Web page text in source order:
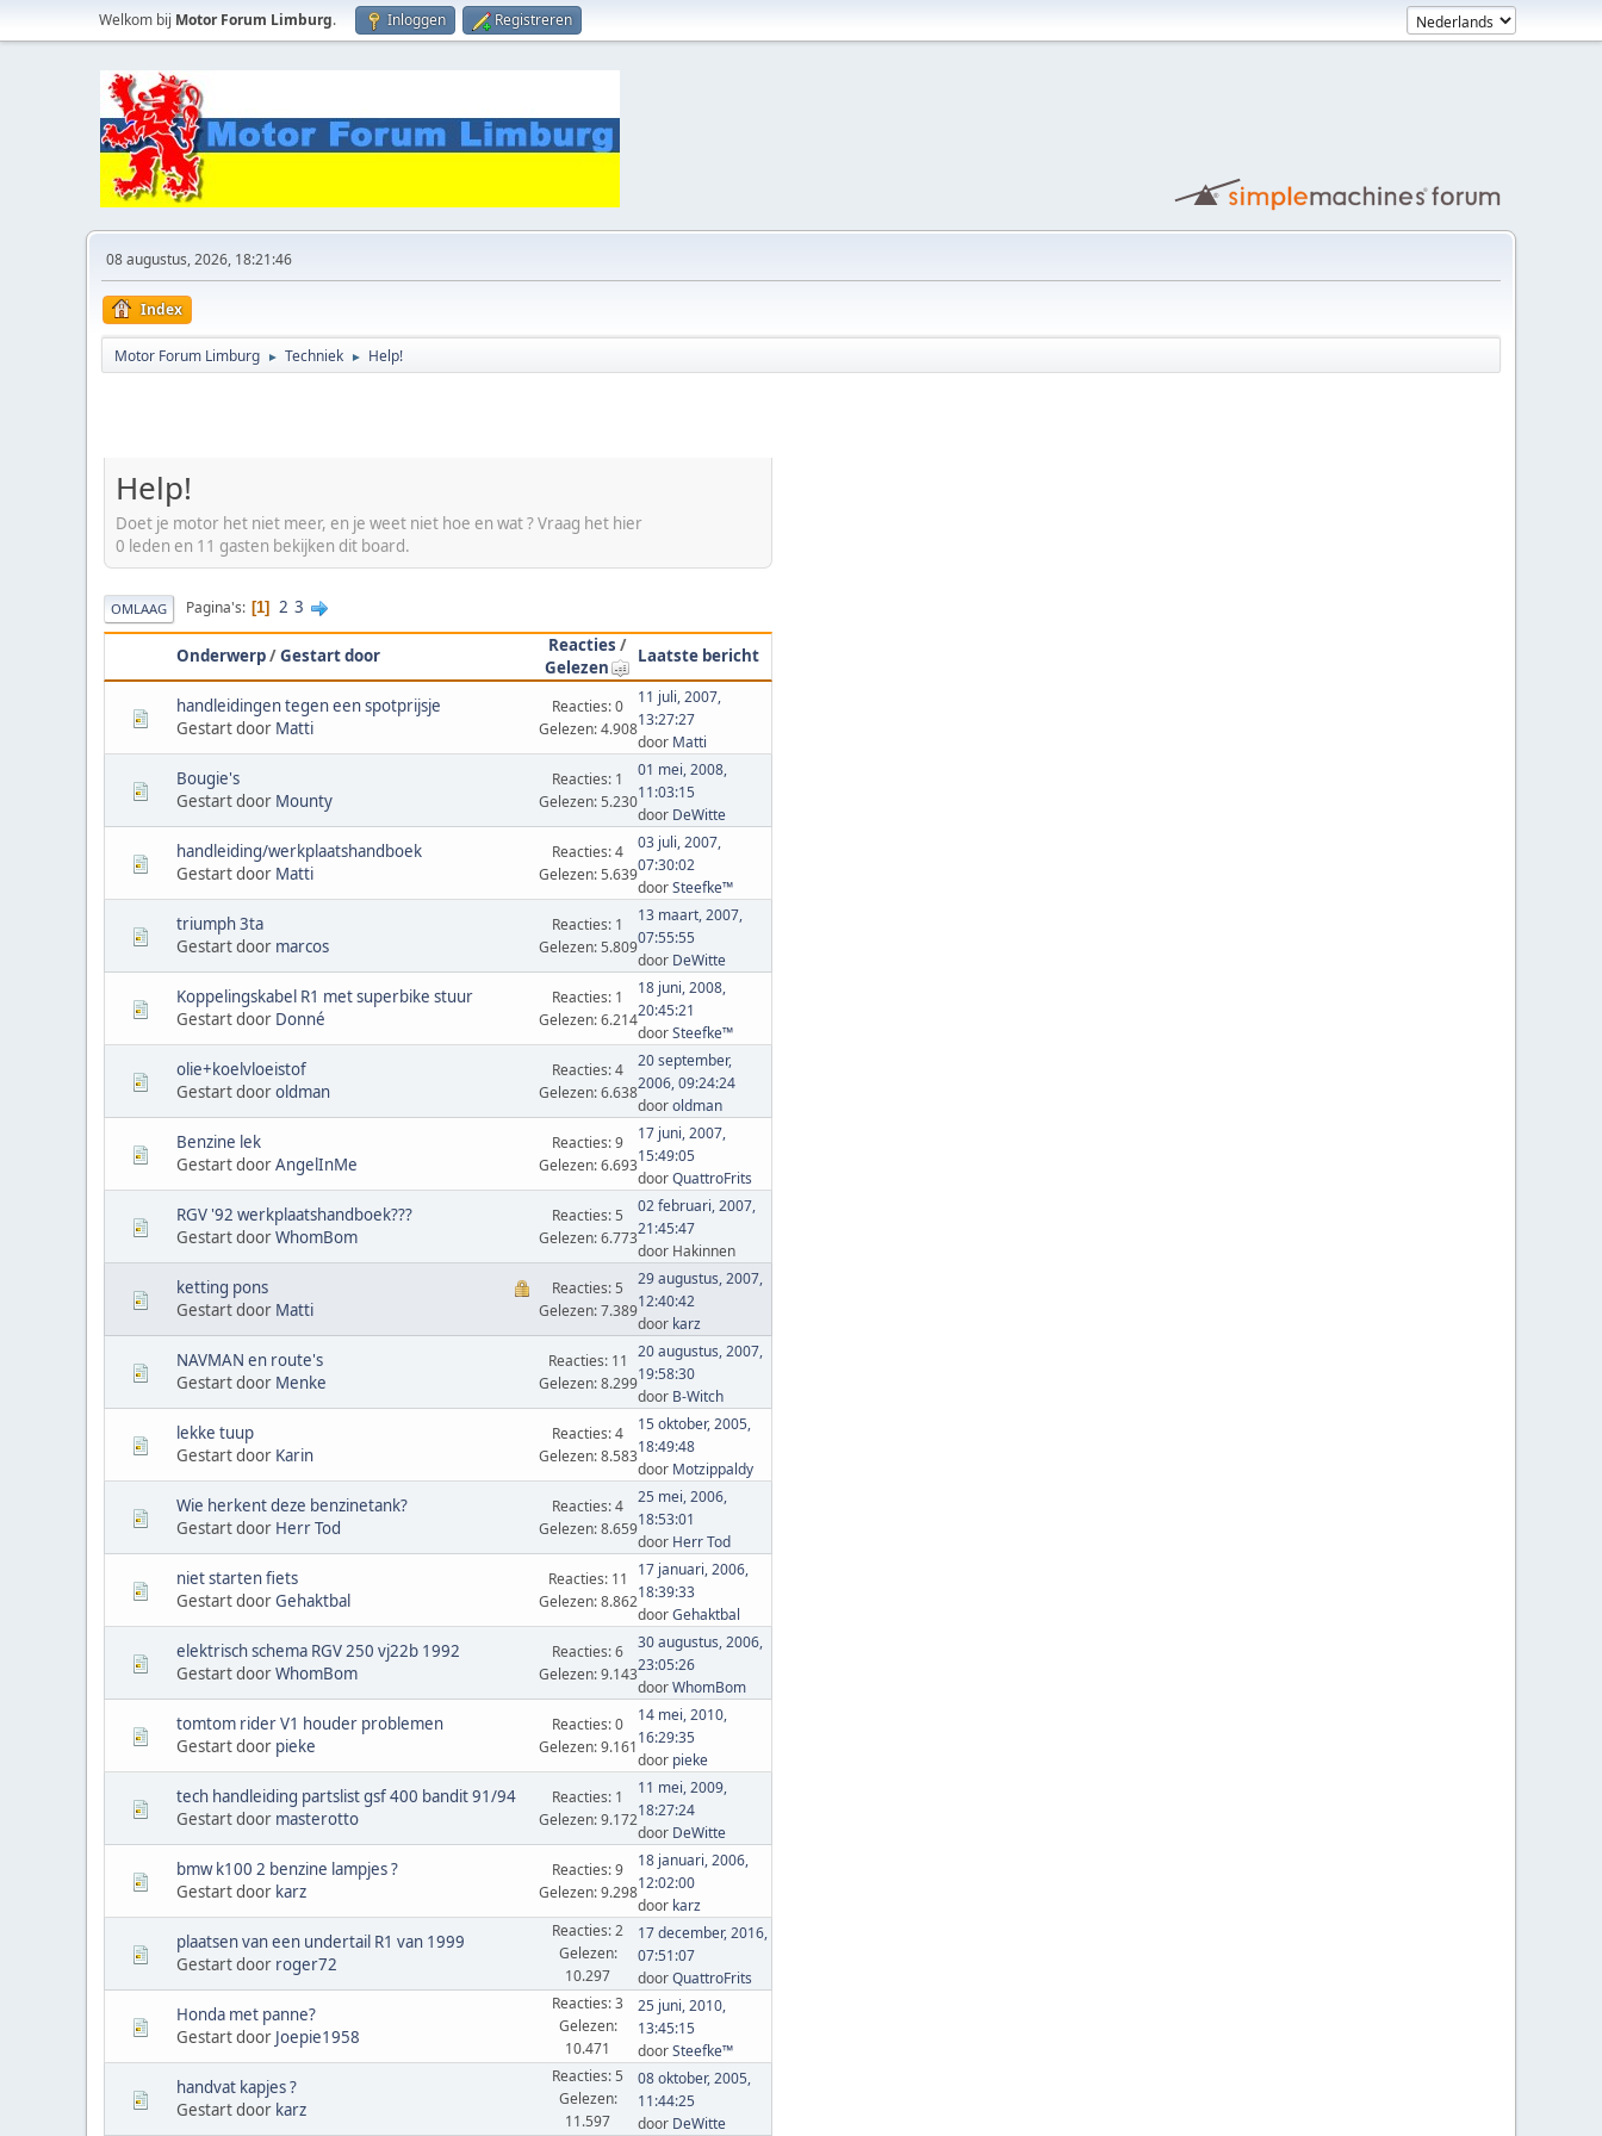
Welkom bij Motor Forum Limburg. Inloggen Registreren
08 augustus, 2026, 18:21:46
Index
Motor Forum Limburg ► Techniek ► Help!
Help!
Doet je motor het niet meer, en je weet niet hoe en wat ? Vraag het hier
0 leden en 11 gasten bekijken dit board.
OMLAAG Pagina's 1 2 3
Onderwerp/Gestart door
Reacties /
Gelezen
Laatste bericht
handleidingen tegen een spotprijsje
Gestart door Matti
Reacties: 0
Gelezen: 4.908
11 juli, 2007,
13:27:27
door Matti
Bougie's
Gestart door Mounty
Reacties: 1
Gelezen: 5.230
01 mei, 2008,
11:03:15
door DeWitte
handleiding/werkplaatshandboek
Gestart door Matti
Reacties: 4
Gelezen: 5.639
03 juli, 2007,
07:30:02
doorSteefke™
triumph 3ta
Gestart door marcos
Reacties: 1
Gelezen: 5.809
13 maart, 2007,
07:55:55
door DeWitte
Koppelingskabel R1 met superbike stuur
Gestart door Donné
Reacties: 1
Gelezen: 6.214
18 juni, 2008,
20:45:21
doorSteefke™
olie+koelvloeistof
Gestart dooroldman
Reacties: 4
Gelezen: 6.638
20 september,
2006, 09:24:24
dooroldman
Benzine lek
Gestart doorAngelInMe
Reacties: 9
Gelezen: 6.693
17 juni, 2007,
15:49:05
doorQuattroFrits
RGV '92 werkplaatshandboek???
Gestart doorWhomBom
Reacties: 5
Gelezen: 6.773
02 februari, 2007,
21:45:47
door Hakinnen
ketting pons
Gestart door Matti
Reacties: 5
Gelezen: 7.389
29 augustus, 2007,
12:40:42
door karz
NAVMAN en route's
Gestart door Menke
Reacties: 11
Gelezen: 8.299
20 augustus, 2007,
19:58:30
door B-Witch
lekke tuup
Gestart door Karin
Reacties: 4
Gelezen: 8.583
15 oktober, 2005,
18:49:48
door Motzippaldy
Wie herkent deze benzinetank?
Gestart door Herr Tod
Reacties: 4
Gelezen: 8.659
25 mei, 2006,
18:53:01
door Herr Tod
niet starten fiets
Gestart doorGehaktbal
Reacties: 11
Gelezen: 8.862
17 januari, 2006,
18:39:33
doorGehaktbal
elektrisch schema RGV 250 vj22b 1992
Gestart doorWhomBom
Reacties: 6
Gelezen: 9.143
30 augustus, 2006,
23:05:26
doorWhomBom
tomtom rider V1 houder problemen
Gestart door pieke
Reacties: 0
Gelezen: 9.161
14 mei, 2010,
16:29:35
door pieke
tech handleiding partslist gsf 400 bandit 91/94
Gestart door masterotto
Reacties: 1
Gelezen: 9.172
11 mei, 2009,
18:27:24
door DeWitte
bmw k100 2 benzine lampjes ?
Gestart door karz
Reacties: 9
Gelezen: 9.298
18 januari, 2006,
12:02:00
door karz
plaatsen van een undertail R1 van 1999
Gestart door roger72
Reacties: 2
Gelezen:
10.297
17 december, 2016,
07:51:07
doorQuattroFrits
Honda met panne?
Gestart door Joepie1958
Reacties: 3
Gelezen:
10.471
25 juni, 2010,
13:45:15
doorSteefke™
handvat kapjes ?
Gestart door karz
Reacties: 5
Gelezen:
11.597
08 oktober, 2005,
11:44:25
door DeWitte